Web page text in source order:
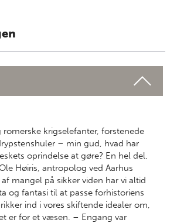
krigselefanter, forstenede
– min gud, hvad har
oprindelse at gøre? En hel del,
Høiris, antropolog ved Aarhus
mangel på sikker viden har vi altid
og fantasi til at passe forhistoriens
ind i vores skiftende idealer om,
er for et væsen. – Engang var